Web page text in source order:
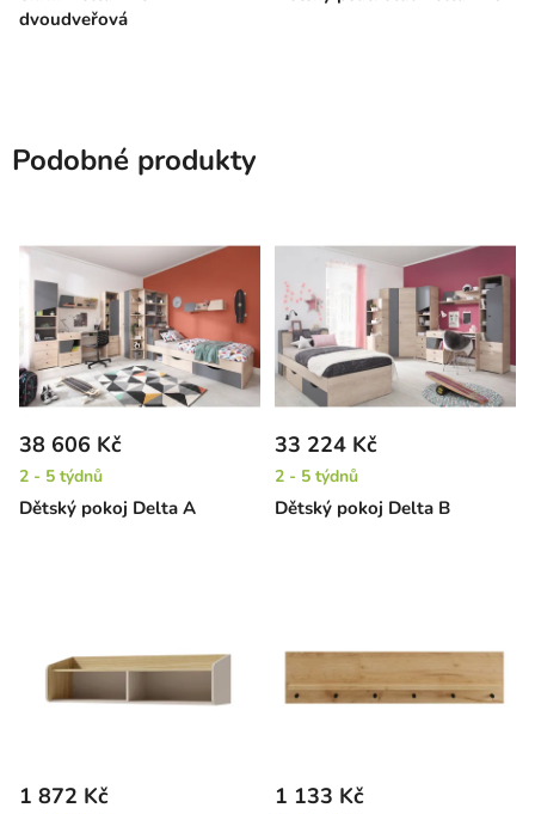
dvoudveřová
Podobné produkty
Dětský pokoj Delta A
38 606 Kč
2 - 5 týdnů
Dětský pokoj Delta B
33 224 Kč
2 - 5 týdnů
1 872 Kč 1 133 Kč